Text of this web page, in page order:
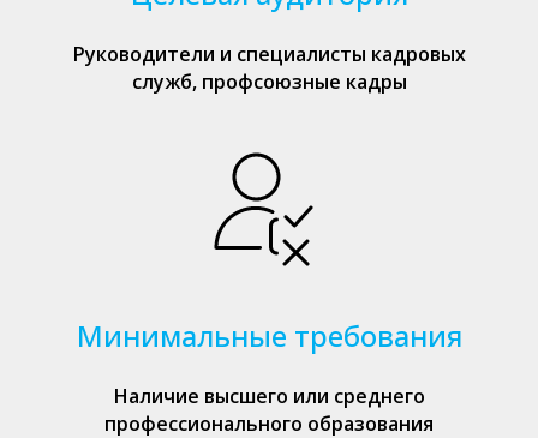
Руководители и специалисты кадровых
служб, профсоюзные кадры
Минимальные требования
Наличие высшего или среднего
профессионального образования